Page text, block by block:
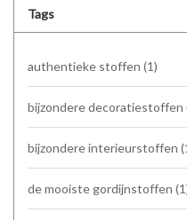
Tags
authentieke stoffen (1)
bijzondere decoratiestoffen
bijzondere interieurstoffen
de mooiste gordijnstoffen